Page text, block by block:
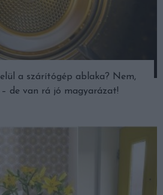
a szárítógép ablaka? Nem,
de van rá jó magyarázat!